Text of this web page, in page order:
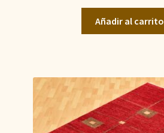
original
era:
1.300,00€.
Añadir al carrito